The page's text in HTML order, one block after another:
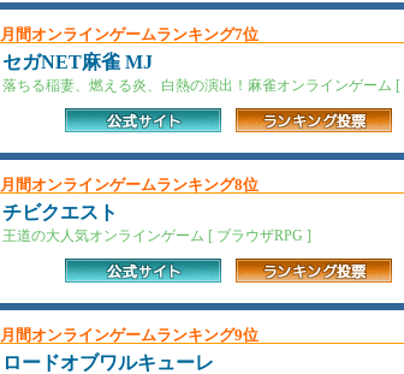
月間オンラインゲームランキング7位
セガNET麻雀 MJ
落ちる稲妻、燃える炎、白熱の演出！麻雀オンラインゲーム [
月間オンラインゲームランキング8位
チビクエスト
王道の大人気オンラインゲーム [ ブラウザRPG ]
月間オンラインゲームランキング9位
ロードオブワルキューレ